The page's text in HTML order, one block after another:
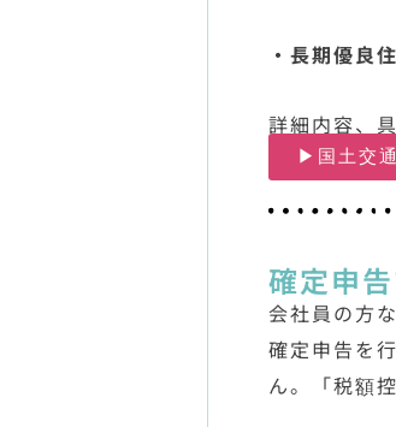
・長期優良
詳細内容、
▶国土交
確定申
会社員の方
確定申告を
ん。「税額